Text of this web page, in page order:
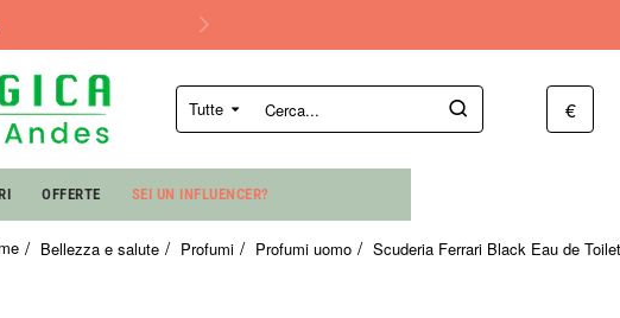
Tutte
Cerca... €
OFFERTE SEI UN INFLUENCER?
Bellezza e salute Profumi Profumi uomo Scuderia Ferrari Black Eau de